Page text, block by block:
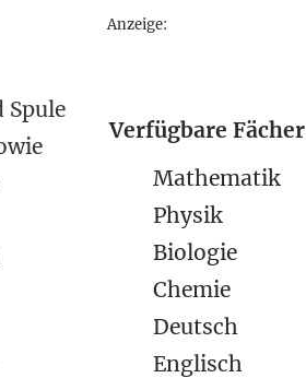
Spule
Anzeige:
Verfügbare Fächer
Mathematik
Physik
Biologie
Chemie
Deutsch
Englisch